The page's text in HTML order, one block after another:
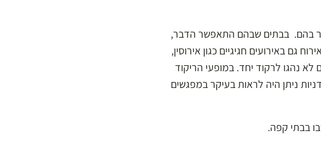
בהם. בבתים שבהם התאפשר הדבר,
גם באירועים חגיגיים כגון אירוסין,
לא נהגו לרקוד יחד. במופעי הריקוד
ניתן היה לראות בעיקר במפגשים
בבתי קפה.